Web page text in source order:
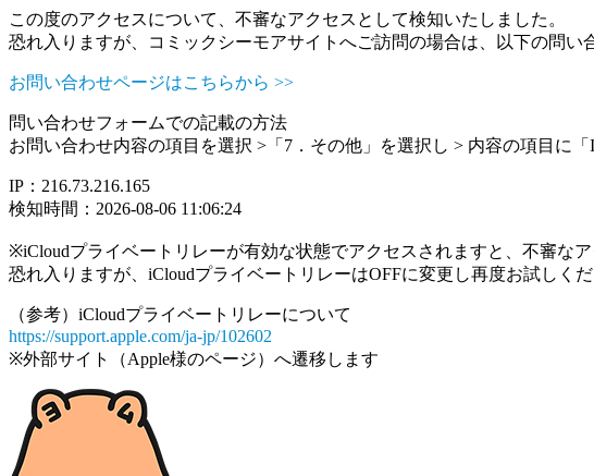
この度のアクセスについて、不審なアクセスとして検知いたしました。
恐れ入りますが、コミックシーモアサイトへご訪問の場合は、以下の問い
お問い合わせページはこちらから >>
問い合わせフォームでの記載の方法
お問い合わせ内容の項目を選択 >「7．その他」を選択し > 内容の項目に
IP：216.73.216.165
検知時間：2026-08-06 11:06:24
※iCloudプライベートリレーが有効な状態でアクセスされますと、不審な
恐れ入りますが、iCloudプライベートリレーはOFFに変更し再度お試しくだ
（参考）iCloudプライベートリレーについて
https://support.apple.com/ja-jp/102602
※外部サイト（Apple様のページ）へ遷移します